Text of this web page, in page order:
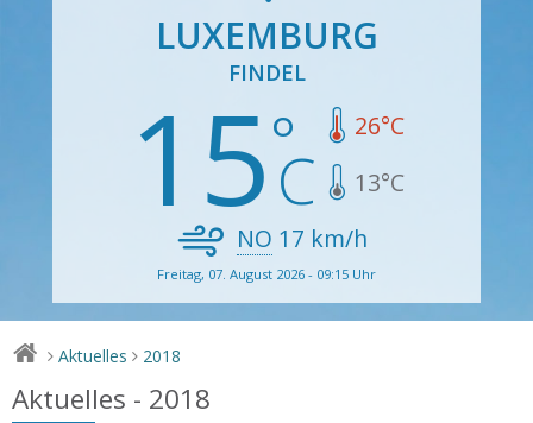
LUXEMBURG
FINDEL
15 26°C
13°C
NO 17 km/h
Freitag, 07. August 2026 - 09:15 Uhr
> Aktuelles > 2018
Aktuelles - 2018